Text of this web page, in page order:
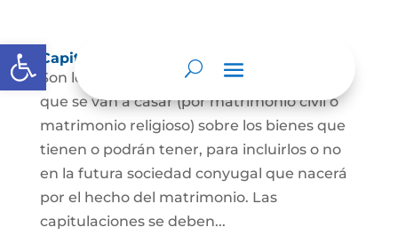
Abrir barra de herramientas
Capitulaciones Matrimoniales
Son los acuerdos que hacen las personas
que se van a casar (por matrimonio civil o
matrimonio religioso) sobre los bienes que
tienen o podrán tener, para incluirlos o no
en la futura sociedad conyugal que nacerá
por el hecho del matrimonio. Las
capitulaciones se deben...